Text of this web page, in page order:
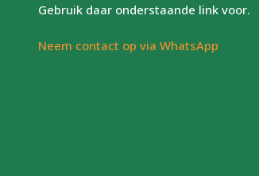
Gebruik daar onderstaande link voor.
Neem contact op via WhatsApp